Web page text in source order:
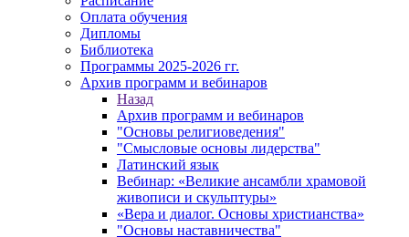
Оплата обучения
Дипломы
Библиотека
Программы 2025-2026 гг.
Архив программ и вебинаров
Назад
Архив программ и вебинаров
"Основы религиоведения"
"Смысловые основы лидерства"
Латинский язык
Вебинар: «Великие ансамбли храмовой
живописи и скульптуры»
«Вера и диалог. Основы христианства»
"Основы наставничества"